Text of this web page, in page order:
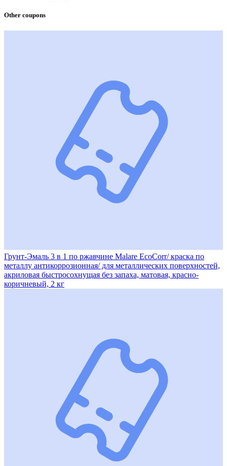
Other coupons
Грунт-Эмаль 3 в 1 по ржавчине Malare EcoCorr/ краска по
металлу антикоррозионная/ для металлических поверхностей,
акриловая быстросохнущая без запаха, матовая, красно-
коричневый, 2 кг